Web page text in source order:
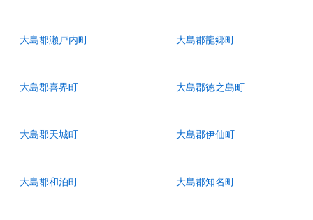
大島郡瀬戸内町 大島郡龍郷町
大島郡喜界町 大島郡徳之島町
大島郡天城町 大島郡伊仙町
大島郡和泊町 大島郡知名町